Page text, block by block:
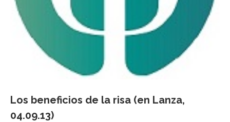
Los beneficios de la risa (en Lanza,
04.09.13)